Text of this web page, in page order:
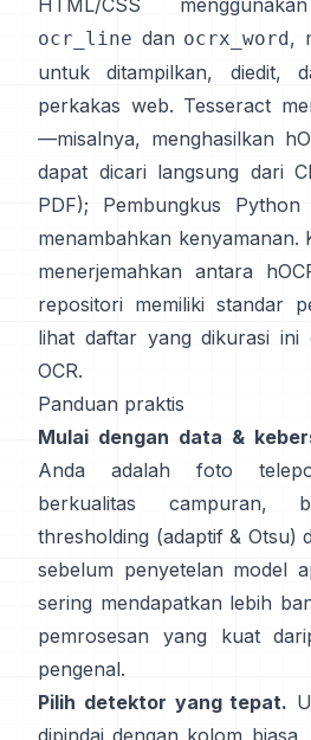
HTML/CSS
ocr_line dan ocrx_word,
untuk ditampilkan, diedit,
perkakas web. Tesseract
—misalnya, menghasilkan
dapat dicari langsung dari
PDF); Pembungkus Python
menambahkan kenyamanan.
menerjemahkan antara
repositori memiliki standar
lihat daftar yang dikurasi ini
OCR.
Panduan praktis
Mulai dengan data &
Anda adalah foto
berkualitas campuran,
thresholding (adaptif & Otsu)
sebelum penyetelan model
sering mendapatkan lebih
pemrosesan yang kuat
pengenal.
Pilih detektor yang tepat.
dipindai dengan kolom